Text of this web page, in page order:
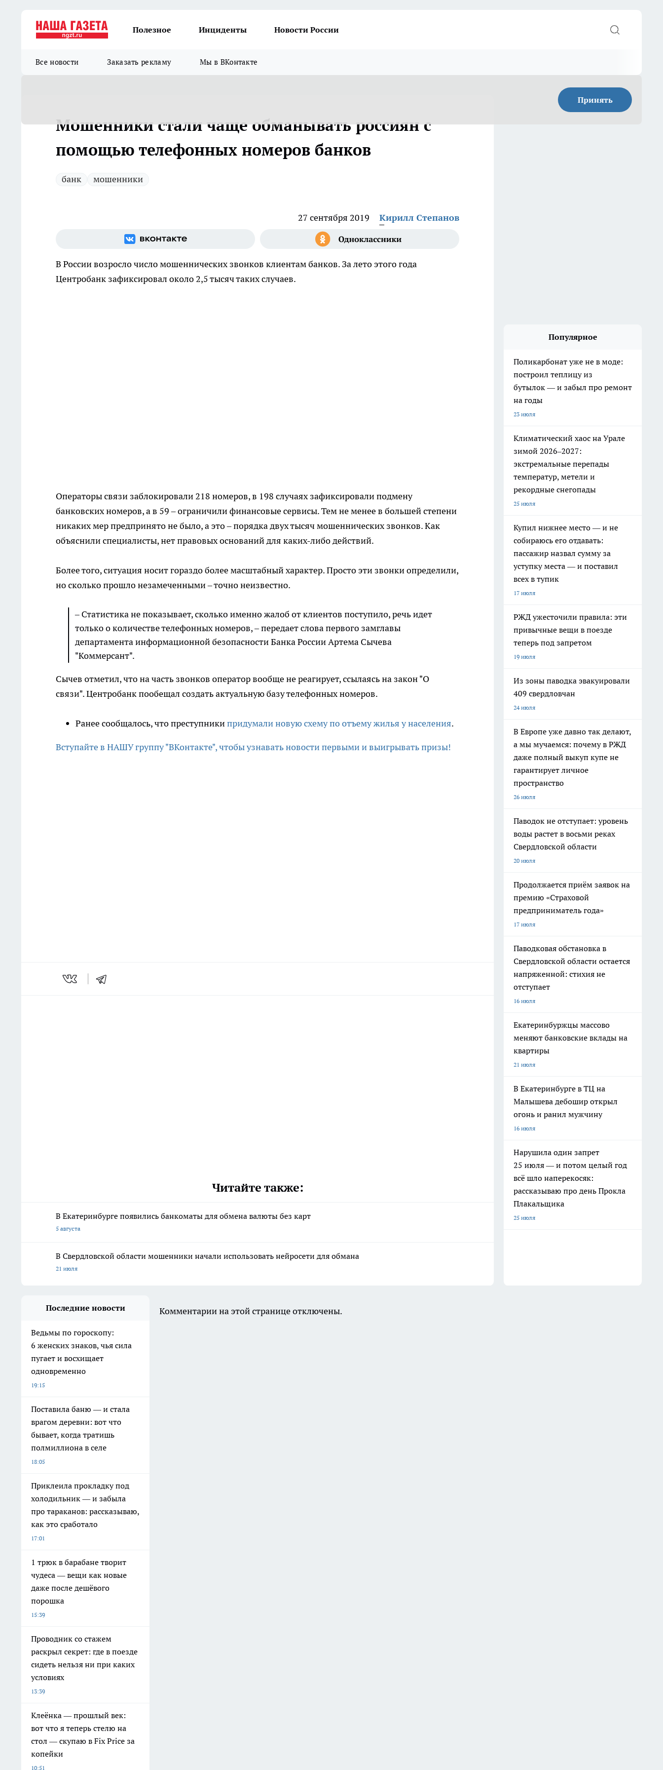
Полезное Инциденты Новости России
Все новости Заказать рекламу Мы в ВКонтакте
Принять
Мошенники стали чаще обманывать россиян с
помощью телефонных номеров банков
банк мошенники
27 сентября 2019 Кирилл Степанов
В России возросло число мошеннических звонков клиентам банков. За лето этого года
Центробанк зафиксировал около 2,5 тысяч таких случаев.
Операторы связи заблокировали 218 номеров, в 198 случаях зафиксировали подмену
банковских номеров, а в 59 – ограничили финансовые сервисы. Тем не менее в большей степени
никаких мер предпринято не было, а это – порядка двух тысяч мошеннических звонков. Как
объяснили специалисты, нет правовых оснований для каких-либо действий.
Более того, ситуация носит гораздо более масштабный характер. Просто эти звонки определили,
но сколько прошло незамеченными – точно неизвестно.
– Статистика не показывает, сколько именно жалоб от клиентов поступило, речь идет
только о количестве телефонных номеров, – передает слова первого замглавы
департамента информационной безопасности Банка России Артема Сычева
"Коммерсант".
Сычев отметил, что на часть звонков оператор вообще не реагирует, ссылаясь на закон "О
связи". Центробанк пообещал создать актуальную базу телефонных номеров.
Ранее сообщалось, что преступникипридумали новую схему по отъему жилья у населения.
Вступайте в НАШУ группу "ВКонтакте", чтобы узнавать новости первыми и выигрывать призы!
Читайте также:
В Екатеринбурге появились банкоматы для обмена валюты без карт
5 августа
В Свердловской области мошенники начали использовать нейросети для обмана
21 июля
Популярное
Поликарбонат уже не в моде:
построил теплицу из
бутылок — и забыл про ремонт
на годы
23 июля
Климатический хаос на Урале
зимой 2026–2027:
экстремальные перепады
температур, метели и
рекордные снегопады
25 июля
Купил нижнее место — и не
собираюсь его отдавать:
пассажир назвал сумму за
уступку места — и поставил
всех в тупик
17 июля
РЖД ужесточили правила: эти
привычные вещи в поезде
теперь под запретом
19 июля
Из зоны паводка эвакуировали
409 свердловчан
24 июля
В Европе уже давно так делают,
а мы мучаемся: почему в РЖД
даже полный выкуп купе не
гарантирует личное
пространство
26 июля
Паводок не отступает: уровень
воды растет в восьми реках
Свердловской области
20 июля
Продолжается приём заявок на
премию «Страховой
предприниматель года»
17 июля
Паводковая обстановка в
Свердловской области остается
напряженной: стихия не
отступает
16 июля
Екатеринбуржцы массово
меняют банковские вклады на
квартиры
21 июля
В Екатеринбурге в ТЦ на
Малышева дебошир открыл
огонь и ранил мужчину
16 июля
Нарушила один запрет
25 июля — и потом целый год
всё шло наперекосяк:
рассказываю про день Прокла
Плакальщика
25 июля
Последние новости
Ведьмы по гороскопу:
6 женских знаков, чья сила
пугает и восхищает
одновременно
19:15
Поставила баню — и стала
врагом деревни: вот что
бывает, когда тратишь
полмиллиона в селе
18:05
Приклеила прокладку под
холодильник — и забыла
про тараканов: рассказываю,
как это сработало
17:01
1 трюк в барабане творит
чудеса — вещи как новые
даже после дешёвого
порошка
15:39
Проводник со стажем
раскрыл секрет: где в поезде
сидеть нельзя ни при каких
условиях
13:39
Клеёнка — прошлый век:
вот что я теперь стелю на
стол — скупаю в Fix Price за
копейки
10:51
Комментарии на этой странице отключены.